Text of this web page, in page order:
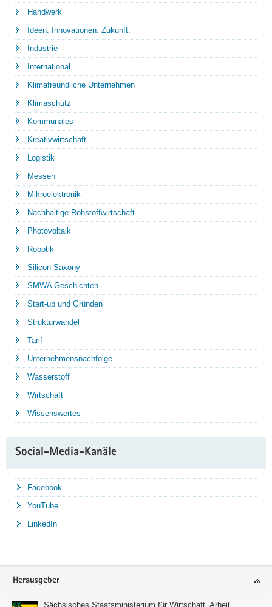
Handwerk
Ideen. Innovationen. Zukunft.
Industrie
International
Klimafreundliche Unternehmen
Klimaschutz
Kommunales
Kreativwirtschaft
Logistik
Messen
Mikroelektronik
Nachhaltige Rohstoffwirtschaft
Photovoltaik
Robotik
Silicon Saxony
SMWA Geschichten
Start-up und Gründen
Strukturwandel
Tarif
Unternehmensnachfolge
Wasserstoff
Wirtschaft
Wissenswertes
Social-Media-Kanäle
Facebook
YouTube
LinkedIn
Service
Herausgeber
Sächsisches Staatsministerium für Wirtschaft, Arbeit,